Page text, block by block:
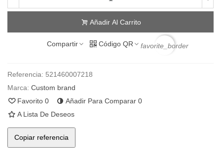
Añadir Al Carrito
Compartir Código QR favorite_border
Referencia: 521460007218
Marca: Custom brand
Favorito 0 Añadir Para Comparar 0
A Lista De Deseos
Copiar referencia